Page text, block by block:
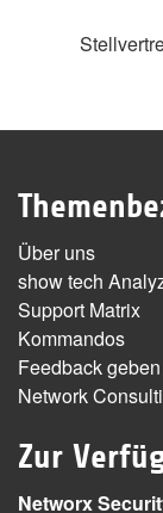
Über uns
show tech
Support Matrix
Kommandos
Feedback geben
Network
Zur
Networx